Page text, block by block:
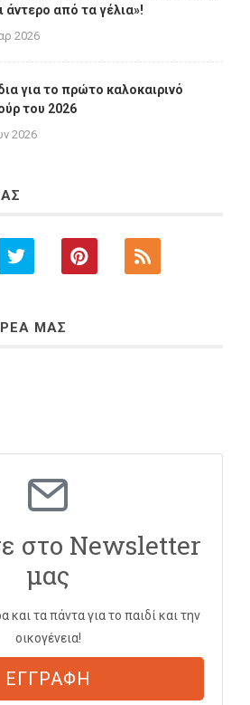
άντερο από τα γέλια»!
2026
για το πρώτο καλοκαιρινό
του 2026
2026
ΜΑΣ
στο Newsletter
μας
και τα πάντα για το παιδί και την
οικογένεια!
ΕΓΓΡΑΦΗ